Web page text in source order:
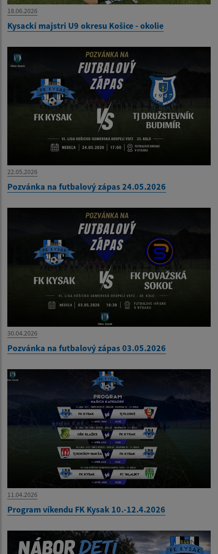
18.06.2026
Kysackí majstri U9 okresu Košice - okolie
22.05.2026
Pozvánka na futbalový zápas 24.05.2026
30.04.2026
Pozvánka na futbalový zápas 03.05.2026
11.04.2026
Program víkendu FK Kysak 10.-12.4.2026